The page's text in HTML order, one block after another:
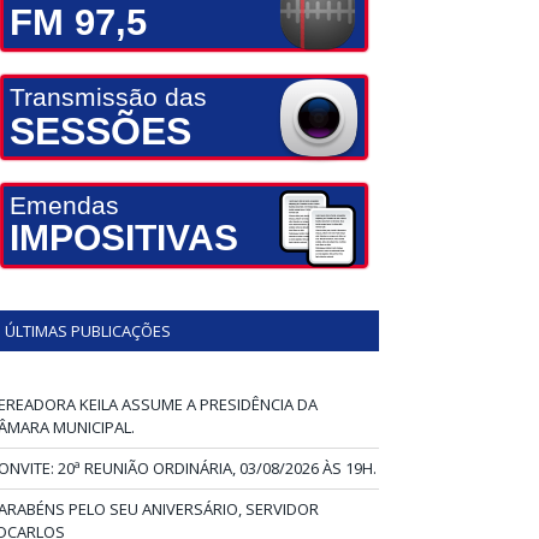
FM 97,5
Transmissão das
SESSÕES
Emendas
IMPOSITIVAS
ÚLTIMAS PUBLICAÇÕES
KEILA ASSUME A PRESIDÊNCIA DA
MUNICIPAL.
20ª REUNIÃO ORDINÁRIA, 03/08/2026 ÀS 19H.
PELO SEU ANIVERSÁRIO, SERVIDOR